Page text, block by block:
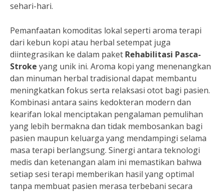
sehari-hari.
Pemanfaatan komoditas lokal seperti aroma terapi
dari kebun kopi atau herbal setempat juga
diintegrasikan ke dalam paket Rehabilitasi Pasca-
Stroke yang unik ini. Aroma kopi yang menenangkan
dan minuman herbal tradisional dapat membantu
meningkatkan fokus serta relaksasi otot bagi pasien.
Kombinasi antara sains kedokteran modern dan
kearifan lokal menciptakan pengalaman pemulihan
yang lebih bermakna dan tidak membosankan bagi
pasien maupun keluarga yang mendampingi selama
masa terapi berlangsung. Sinergi antara teknologi
medis dan ketenangan alam ini memastikan bahwa
setiap sesi terapi memberikan hasil yang optimal
tanpa membuat pasien merasa terbebani secara